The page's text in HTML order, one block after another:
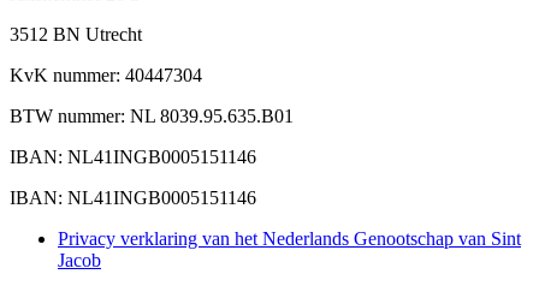
3512 BN Utrecht
KvK nummer: 40447304
BTW nummer: NL 8039.95.635.B01
IBAN: NL41INGB0005151146
IBAN: NL41INGB0005151146
Privacy verklaring van het Nederlands Genootschap van Sint
Jacob